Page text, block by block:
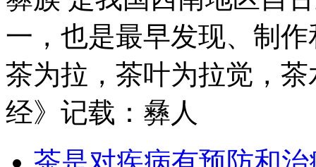
一，也是最早发现、制
茶为拉，茶叶为拉觉，
经》记载：彝人